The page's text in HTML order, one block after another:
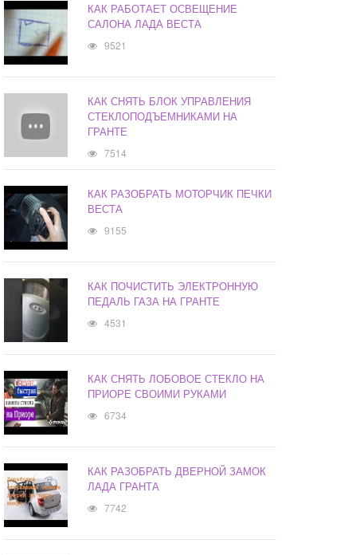
КАК РАБОТАЕТ ОСВЕЩЕНИЕ
САЛОНА ЛАДА ВЕСТА
9521
КАК СНЯТЬ БЛОК УПРАВЛЕНИЯ
СТЕКЛОПОДЪЕМНИКАМИ НА
ГРАНТЕ
7514
КАК РАЗОБРАТЬ МОТОРЧИК ПЕЧКИ
ВЕСТА
9155
КАК ПОЧИСТИТЬ ЭЛЕКТРОННУЮ
ПЕДАЛЬ ГАЗА НА ГРАНТЕ
4531
КАК СНЯТЬ ЛОБОВОЕ СТЕКЛО НА
ПРИОРЕ СВОИМИ РУКАМИ
6734
КАК РАЗОБРАТЬ ДВЕРНОЙ ЗАМОК
ЛАДА ГРАНТА
7742